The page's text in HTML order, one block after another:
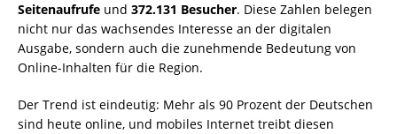
Seitenaufrufe und 372.131 Besucher. Diese Zahlen belegen
nicht nur das wachsendes Interesse an der digitalen
Ausgabe, sondern auch die zunehmende Bedeutung von
Online-Inhalten für die Region.
Der Trend ist eindeutig: Mehr als 90 Prozent der Deutschen
sind heute online, und mobiles Internet treibt diesen